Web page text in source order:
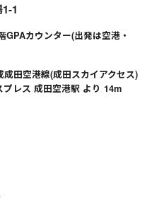
1
カウンター(出発は空港・
田空港線(成田スカイアクセス)
レス 成田空港駅 より 14m